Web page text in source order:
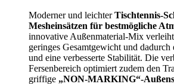
Moderner und leichterTischtennis-
Mesheinsätzen für bestmögliche
innovative Außenmaterial-Mix
geringes Gesamtgewicht und
und eine verbesserte Stabilität. Die
Fersenbereich optimiert zudem den
griffige „NON-MARKING“-